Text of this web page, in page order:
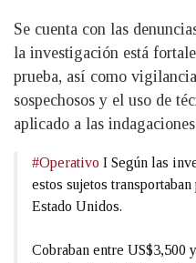
Se cuenta con las
la investigación está
prueba, así como
sospechosos y el uso de
aplicado a las
#Operativo I Según las
estos sujetos
Estado Unidos.
Cobraban entre US$3,500